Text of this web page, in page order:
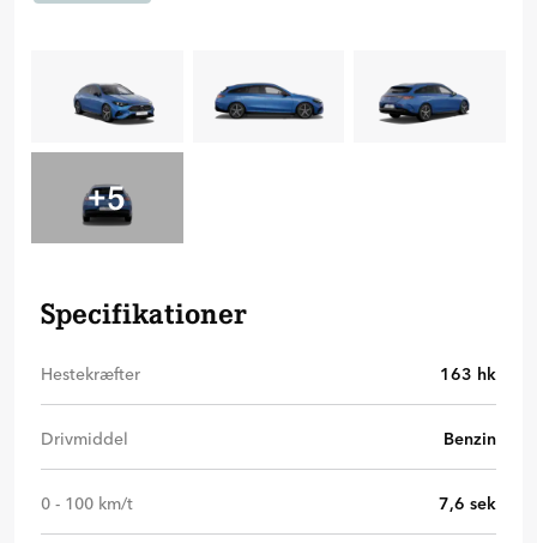
+5
Specifikationer
Hestekræfter 163 hk
Drivmiddel Benzin
0 - 100 km/t 7,6 sek